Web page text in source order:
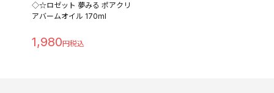
◇☆ロゼット 夢みる ポアクリ
アバームオイル 170ml
1,980